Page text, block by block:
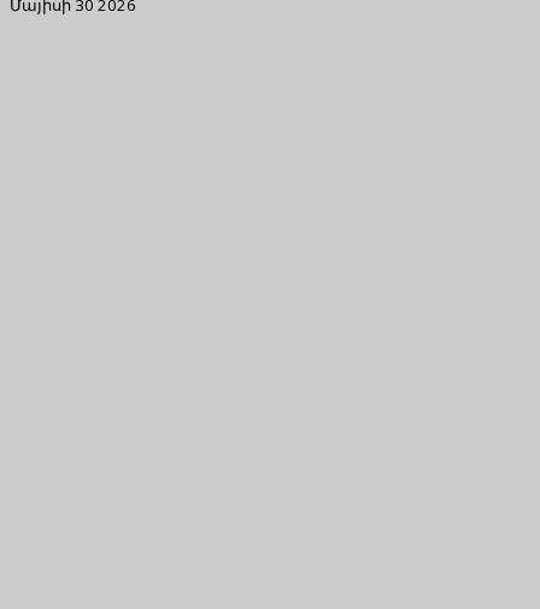
Մայիսի 30 2026